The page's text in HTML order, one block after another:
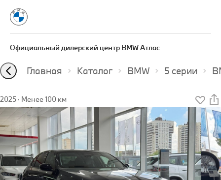
Официальный дилерский центр BMW Атлас
Главная Каталог BMW 5 серии
2025 · Менее 100 км